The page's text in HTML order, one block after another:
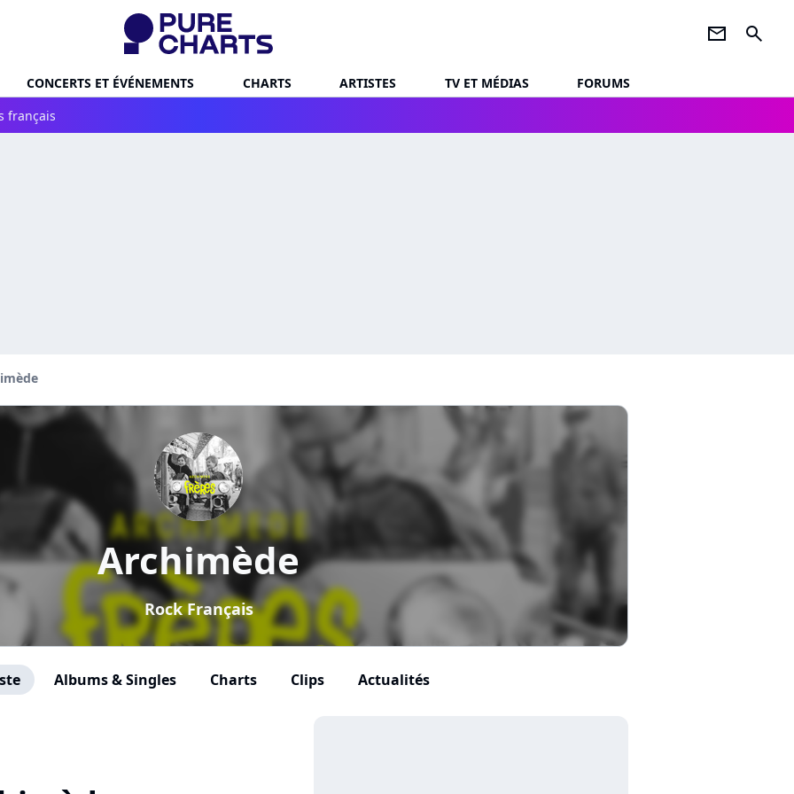
newsletter search
CONCERTS ET ÉVÉNEMENTS CHARTS ARTISTES TV ET MÉDIAS
FORUMS
français
Archimède
Rock Français
Albums & Singles Charts Clips Actualités